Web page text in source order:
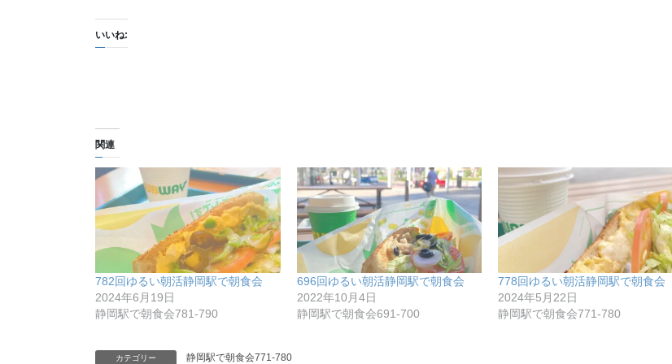
いいね:
関連
782回ゆるい朝活静岡駅で朝食会
2024年6月19日
静岡駅で朝食会781-790
696回ゆるい朝活静岡駅で朝食会
2022年10月4日
静岡駅で朝食会691-700
778回ゆるい朝活静岡駅で朝食会
2024年5月22日
静岡駅で朝食会771-780
カテゴリー 静岡駅で朝食会771-780